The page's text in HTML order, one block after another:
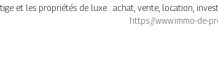
et les propriétés de luxe : achat, vente, location,
https://www.immo-de-